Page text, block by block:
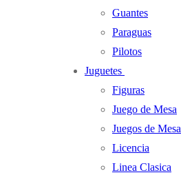
Guantes
Paraguas
Pilotos
Juguetes
Figuras
Juego de Mesa
Juegos de Mesa
Licencia
Linea Clasica